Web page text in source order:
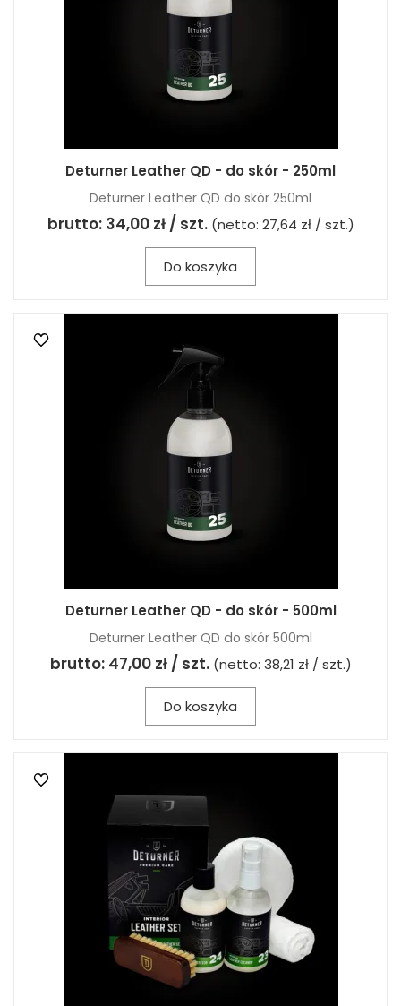
Deturner Leather QD - do skór - 250ml
Deturner Leather QD do skór 250ml
brutto: 34,00 zł / szt. (netto: 27,64 zł / szt.)
Do koszyka
Deturner Leather QD - do skór - 500ml
Deturner Leather QD do skór 500ml
brutto: 47,00 zł / szt. (netto: 38,21 zł / szt.)
Do koszyka